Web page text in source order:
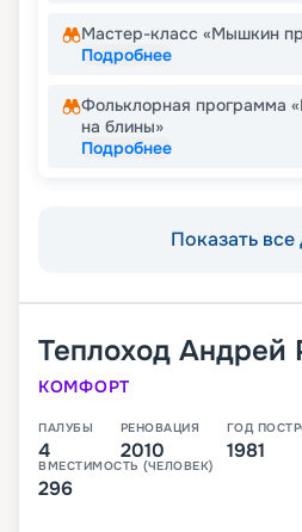
Мастер-класс «Мышкин
Подробнее
Фольклорная программа
на блины»
Подробнее
Показать все
Теплоход Андрей
КОМФОРТ
ПАЛУБЫ
4
РЕНОВАЦИЯ
2010
ГОД
1981
ВМЕСТИМОСТЬ (ЧЕЛОВЕК)
296